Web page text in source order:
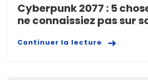
Cyberpunk 2077 : 5
ne connaissiez pas sur
Continuer la lecture